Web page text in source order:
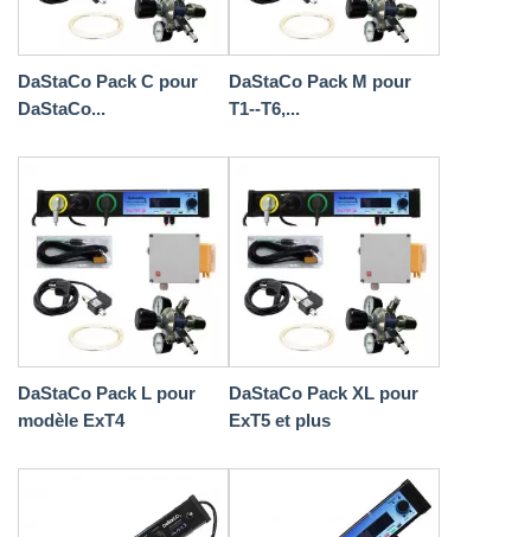
DaStaCo Pack C pour
DaStaCo...
DaStaCo Pack M pour
T1--T6,...
DaStaCo Pack L pour
modèle ExT4
DaStaCo Pack XL pour
ExT5 et plus